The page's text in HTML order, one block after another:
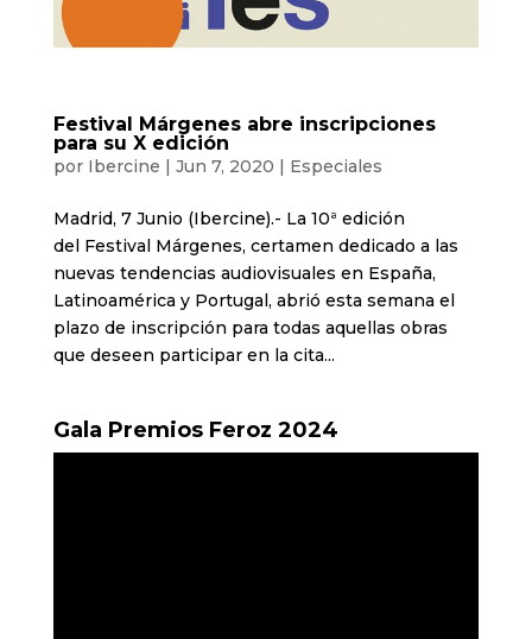
Festival Márgenes abre inscripciones
para su X edición
por Ibercine | Jun 7, 2020 | Especiales
Madrid, 7 Junio (Ibercine).- La 10ª edición
del Festival Márgenes, certamen dedicado a las
nuevas tendencias audiovisuales en España,
Latinoamérica y Portugal, abrió esta semana el
plazo de inscripción para todas aquellas obras
que deseen participar en la cita...
Gala Premios Feroz 2024